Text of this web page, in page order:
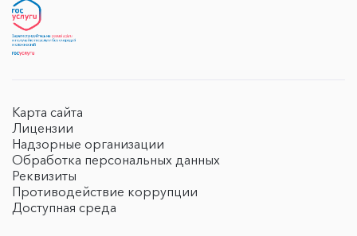
Карта сайта
Лицензии
Надзорные организации
Обработка персональных данных
Реквизиты
Противодействие коррупции
Доступная среда